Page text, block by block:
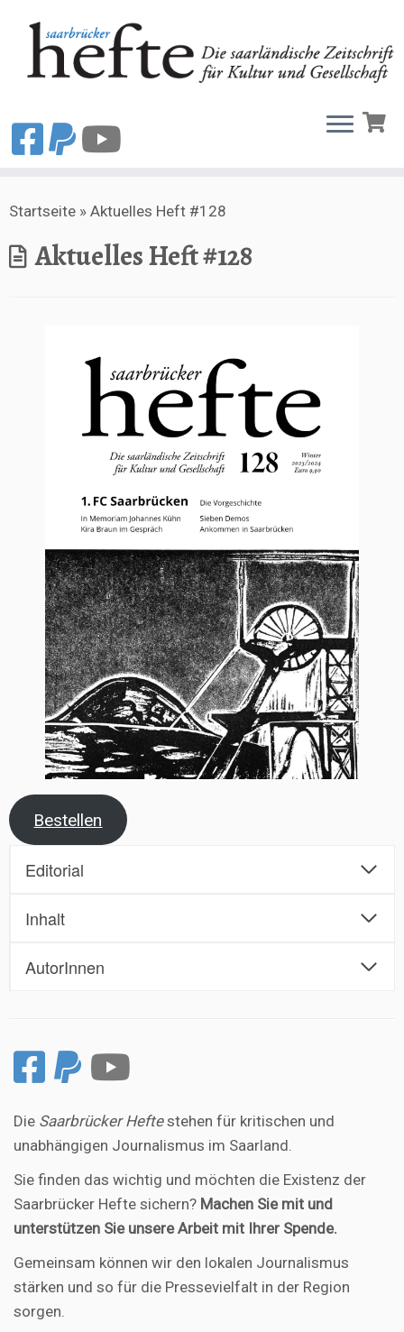
Inhalt
Startseite » Aktuelles Heft #128
Aktuelles Heft #128
Bestellen
Editorial
Inhalt
AutorInnen
Die Saarbrücker Heftestehen für kritischen und
unabhängigen Journalismus im Saarland.
Sie finden das wichtig und möchten die Existenz der
Saarbrücker Hefte sichern? Machen Sie mit und
unterstützen Sie unsere Arbeit mit Ihrer Spende.
Gemeinsam können wir den lokalen Journalismus
stärken und so für die Pressevielfalt in der Region
sorgen.